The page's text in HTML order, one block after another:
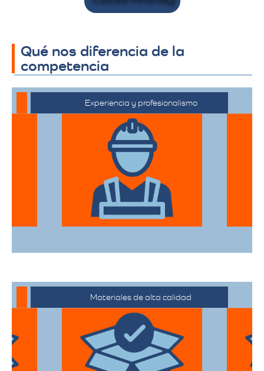
Qué nos diferencia de la
competencia
Experiencia y profesionalismo
El equipo de expertos en mudanzas de
alta gama está capacitado para manejar
desde objetos delicados hasta muebles
de gran tamaño con el mayor cuidado.
Materiales de alta calidad
Utilizan materiales de embalaje de
primera categoría para garantizar que